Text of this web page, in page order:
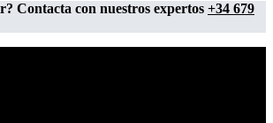
Contacta con nuestros expertos +34 679